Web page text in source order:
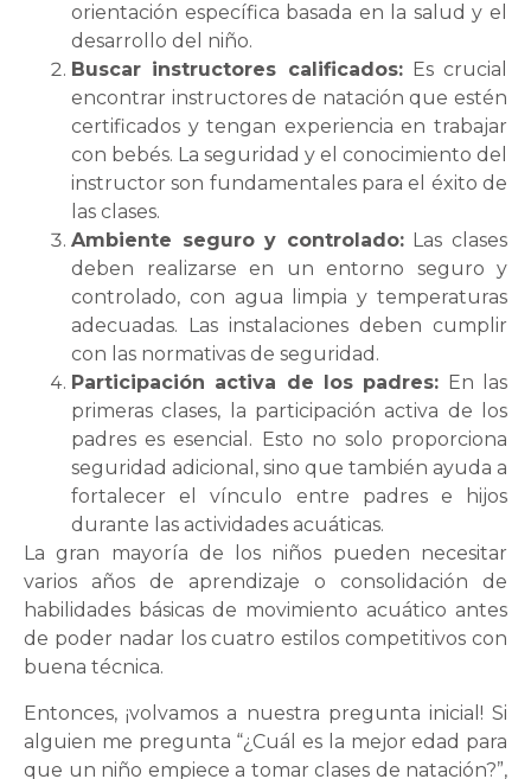
orientación específica basada en la salud y el
desarrollo del niño.
Buscar instructores calificados:Es crucial
encontrar instructores de natación que estén
certificados y tengan experiencia en trabajar
con bebés. La seguridad y el conocimiento del
instructor son fundamentales para el éxito de
las clases.
Ambiente seguro y controlado:Las clases
deben realizarse en un entorno seguro y
controlado, con agua limpia y temperaturas
adecuadas. Las instalaciones deben cumplir
con las normativas de seguridad.
Participación activa de los padres: En las
primeras clases, la participación activa de los
padres es esencial. Esto no solo proporciona
seguridad adicional, sino que también ayuda a
fortalecer el vínculo entre padres e hijos
durante las actividades acuáticas.
La gran mayoría de los niños pueden necesitar
varios años de aprendizaje o consolidación de
habilidades básicas de movimiento acuático antes
de poder nadar los cuatro estilos competitivos con
buena técnica.
Entonces, ¡volvamos a nuestra pregunta inicial! Si
alguien me pregunta “¿Cuál es la mejor edad para
que un niño empiece a tomar clases de natación?”,